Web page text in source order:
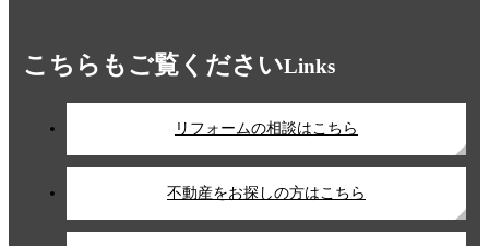
こちらもご覧くださいLinks
リフォームの相談はこちら
不動産をお探しの方はこちら